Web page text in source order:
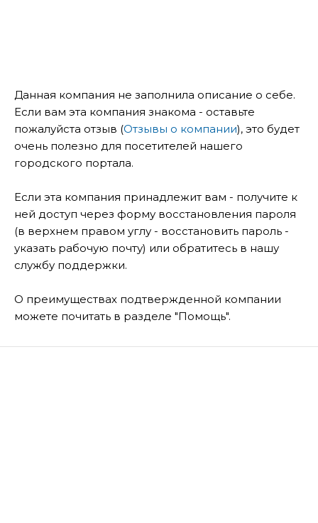
Данная компания не заполнила описание о себе.
Если вам эта компания знакома - оставьте
пожалуйста отзыв (Отзывы о компании), это будет
очень полезно для посетителей нашего
городского портала.
Если эта компания принадлежит вам - получите к
ней доступ через форму восстановления пароля
(в верхнем правом углу - восстановить пароль -
указать рабочую почту) или обратитесь в нашу
службу поддержки.
О преимуществах подтвержденной компании
можете почитать в разделе "Помощь".